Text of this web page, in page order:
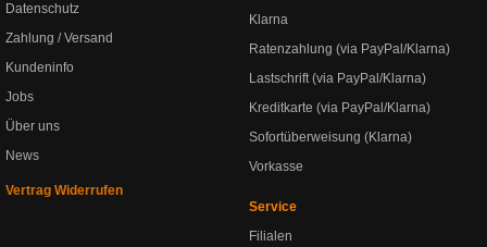
Datenschutz
Zahlung / Versand
Kundeninfo
Jobs
Über uns
News
Vertrag Widerrufen
Klarna
Ratenzahlung (via PayPal/Klarna)
Lastschrift (via PayPal/Klarna)
Kreditkarte (via PayPal/Klarna)
Sofortüberweisung (Klarna)
Vorkasse
Service
Filialen